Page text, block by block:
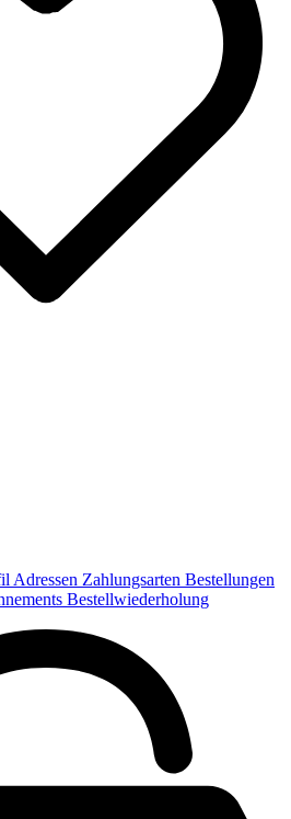
Adressen Zahlungsarten Bestellungen
Bestellwiederholung